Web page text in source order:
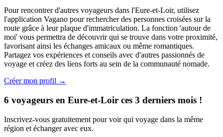
Pour rencontrer d'autres voyageurs dans l'Eure-et-Loir, utilisez
l'application Vagano pour rechercher des personnes croisées sur la
route grâce à leur plaque d'immatriculation. La fonction 'autour de
moi' vous permettra de découvrir qui se trouve dans votre proximité,
favorisant ainsi les échanges amicaux ou même romantiques.
Partagez vos expériences et conseils avec d'autres passionnés de
voyage et créez des liens forts au sein de la communauté nomade.
Créer mon profil →
6 voyageurs en Eure-et-Loir ces 3 derniers mois !
Inscrivez-vous gratuitement pour voir qui voyage dans la même
région et échanger avec eux.